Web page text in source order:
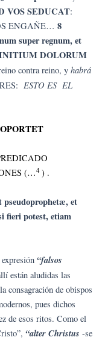
VOS SEDUCAT:
ENGAÑE… 8
super regnum, et
DOLORUM
contra reino, y habrá
ESTO ES EL
(…4) .
et
fieri potest, etiam
“falsos
están aludidas las
consagración de obispos
pues dichos
de esos ritos. Como el
“alter Christus -se